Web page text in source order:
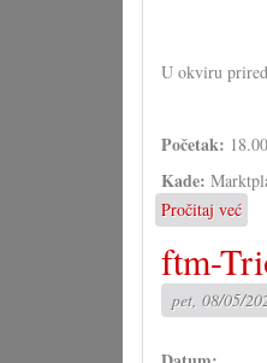
U okviru
Početak: 18.00
Kade:
Pročitaj već
ftm-
u
ftm-
pet, 08/05/